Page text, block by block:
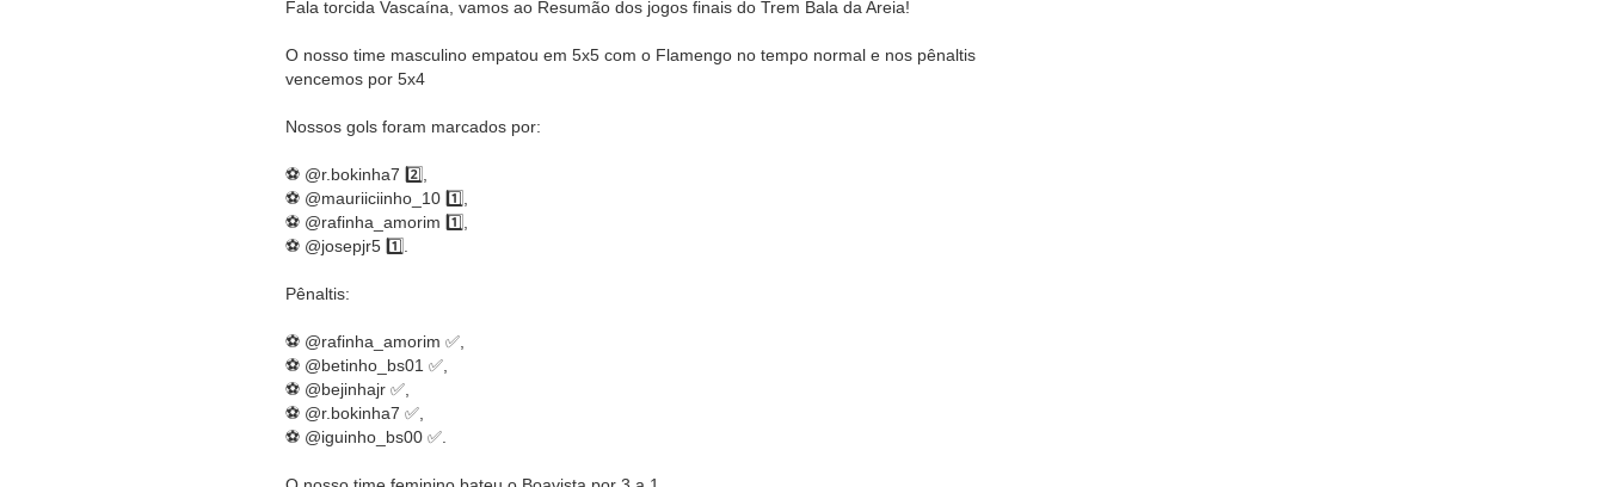
Fala torcida Vascaína, vamos ao Resumão dos jogos finais do Trem Bala da Areia!
O nosso time masculino empatou em 5x5 com o Flamengo no tempo normal e nos pênaltis
vencemos por 5x4
Nossos gols foram marcados por:
⚽ @r.bokinha7 2️⃣,
⚽ @mauriiciinho_10 1️⃣,
⚽ @rafinha_amorim 1️⃣,
⚽ @josepjr5 1️⃣.
Pênaltis:
⚽ @rafinha_amorim ✅,
⚽ @betinho_bs01 ✅,
⚽ @bejinhajr ✅,
⚽ @r.bokinha7 ✅,
⚽ @iguinho_bs00 ✅.